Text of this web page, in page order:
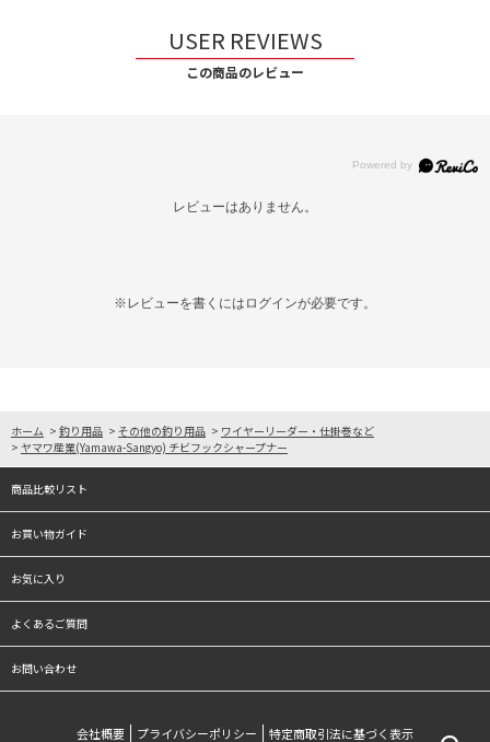
USER REVIEWS
この商品のレビュー
レビューはありません。
※レビューを書くには ログインが必要です。
ホーム > 釣り用品 > その他の釣り用品 > ワイヤーリーダー・仕掛巻など
> ヤマワ産業(Yamawa-Sangyo) チビフックシャープナー
商品比較リスト
お買い物ガイド
お気に入り
よくあるご質問
お問い合わせ
会社概要 プライバシーポリシー 特定商取引法に基づく表示